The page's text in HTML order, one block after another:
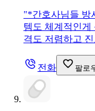
"*간호사님들 방
템도 체계적인게
격도 저렴하고
전화 팔로